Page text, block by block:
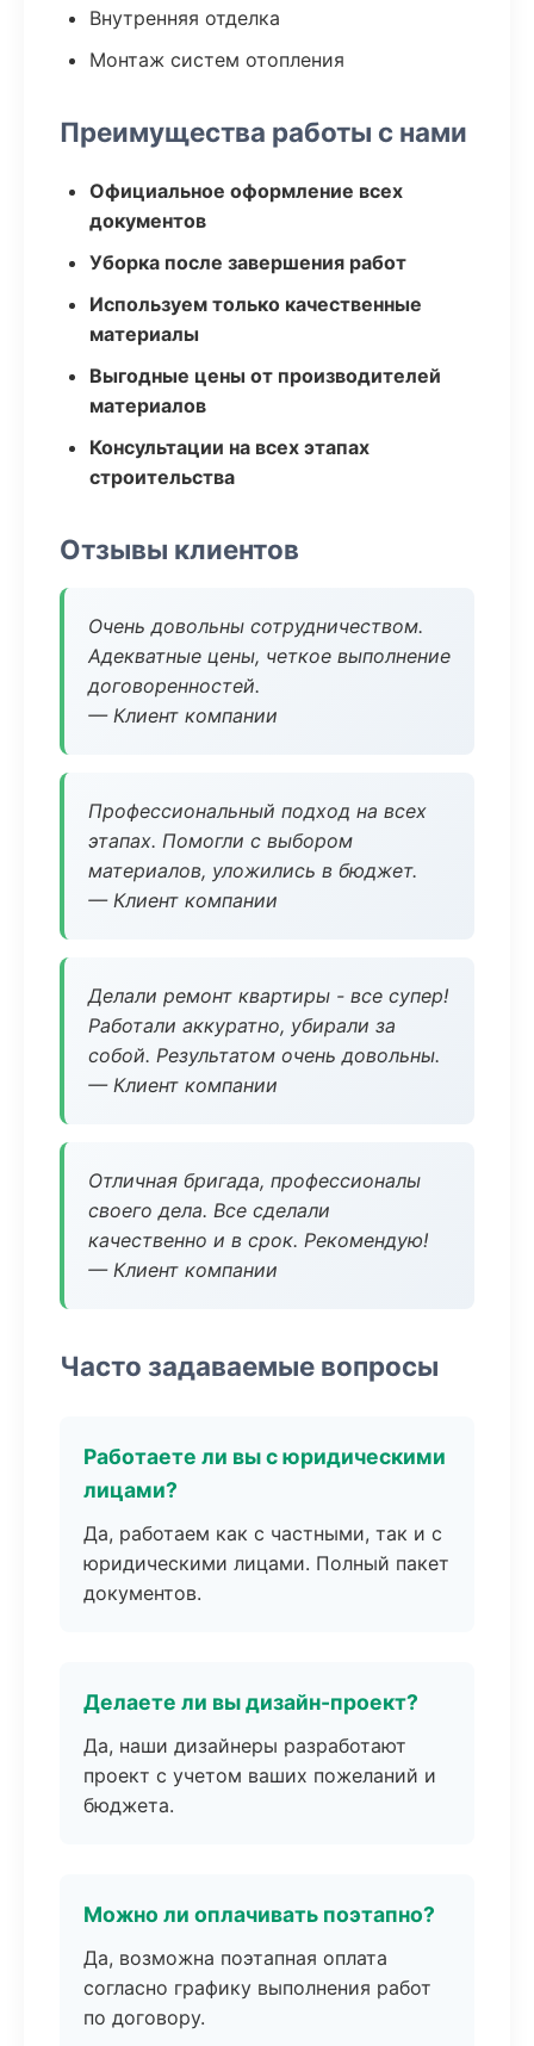
Внутренняя отделка
Монтаж систем отопления
Преимущества работы с нами
Официальное оформление всех
документов
Уборка после завершения работ
Используем только качественные
материалы
Выгодные цены от производителей
материалов
Консультации на всех этапах
строительства
Отзывы клиентов
Очень довольны сотрудничеством.
Адекватные цены, четкое выполнение
договоренностей.
— Клиент компании
Профессиональный подход на всех
этапах. Помогли с выбором
материалов, уложились в бюджет.
— Клиент компании
Делали ремонт квартиры - все супер!
Работали аккуратно, убирали за
собой. Результатом очень довольны.
— Клиент компании
Отличная бригада, профессионалы
своего дела. Все сделали
качественно и в срок. Рекомендую!
— Клиент компании
Часто задаваемые вопросы
Работаете ли вы с юридическими
лицами?
Да, работаем как с частными, так и с
юридическими лицами. Полный пакет
документов.
Делаете ли вы дизайн-проект?
Да, наши дизайнеры разработают
проект с учетом ваших пожеланий и
бюджета.
Можно ли оплачивать поэтапно?
Да, возможна поэтапная оплата
согласно графику выполнения работ
по договору.